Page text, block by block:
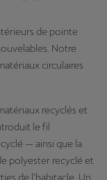
de pointe
Notre
circulaires
recyclés et
le fil
— ainsi que la
polyester recyclé et
de l’habitacle. Un